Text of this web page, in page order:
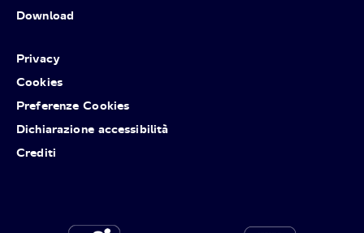
Download
Privacy
Cookies
Preferenze Cookies
Dichiarazione accessibilità
Crediti